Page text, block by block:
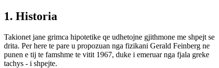
1. Historia
Takionet jane grimca hipotetike qe udhetojne gjithmone me shpejt se
drita. Per here te pare u propozuan nga fizikani Gerald Feinberg ne
punen e tij te famshme te vitit 1967, duke i emeruar nga fjala greke
tachys - i shpejte.